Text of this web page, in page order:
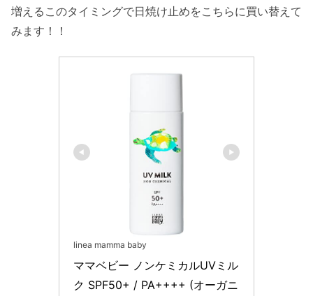
増えるこのタイミングで日焼け止めをこちらに買い替えて
みます！！
linea mamma baby
ママベビー ノンケミカルUVミル
ク SPF50+ / PA++++ (オーガニ